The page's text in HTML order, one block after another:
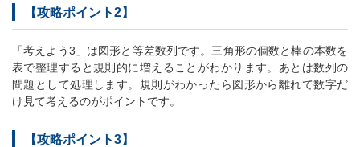
【攻略ポイント2】
「考えよう3」は図形と等差数列です。三角形の個数と棒の本数を
表で整理すると規則的に増えることがわかります。あとは数列の
問題として処理します。規則がわかったら図形から離れて数字だ
け見て考えるのがポイントです。
【攻略ポイント3】